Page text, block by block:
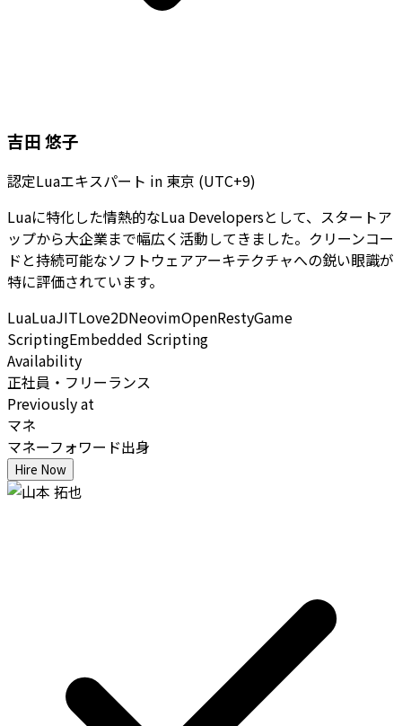
吉田 悠子
認定Luaエキスパート in 東京 (UTC+9)
Luaに特化した情熱的なLua Developersとして、スタートア
ップから大企業まで幅広く活動してきました。クリーンコー
ドと持続可能なソフトウェアアーキテクチャへの鋭い眼識が
特に評価されています。
LuaLuaJITLove2DNeovimOpenRestyGame
ScriptingEmbedded Scripting
Availability
正社員・フリーランス
Previously at
マネ
マネーフォワード出身
Hire Now